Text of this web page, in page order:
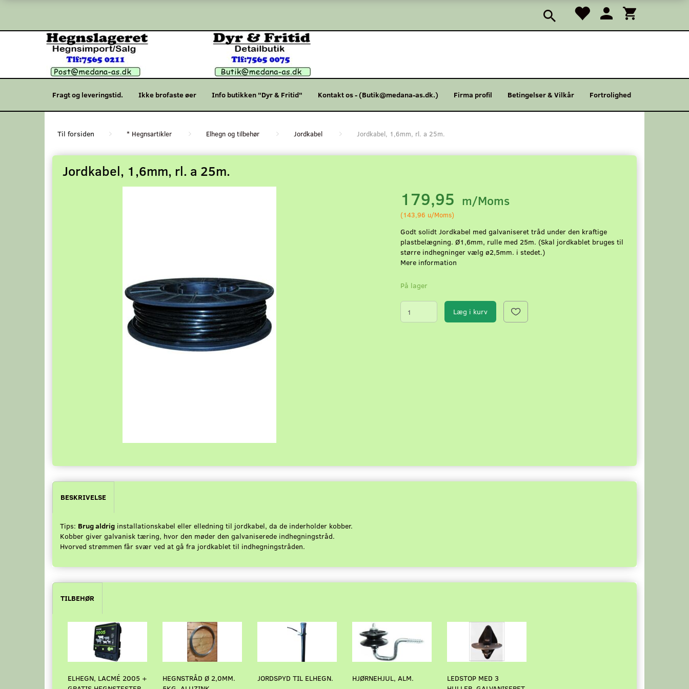
Fragt og leveringstid. Ikke brofaste øer Info butikken "Dyr & Fritid" Kontakt os - (Butik@medana-as.dk.) Firma profil Betingelser & Vilkår Fortrolighed
* Hegnsartikler Elhegn og tilbehør Jordkabel Jordkabel, 1,6mm, rl. a 25m.
Jordkabel, 1,6mm, rl. a 25m.
179,95 m/Moms
(143,96 u/Moms)
Godt solidt Jordkabel med galvaniseret tråd under den kraftige
plastbelægning. Ø1,6mm, rulle med 25m. (Skal jordkablet bruges til
større indhegninger vælg ø2,5mm. i stedet.)
Mere information
På lager
Læg i kurv
BESKRIVELSE
Tips: Brug aldrig installationskabel eller elledning til jordkabel, da de inderholder kobber.
Kobber giver galvanisk tæring, hvor den møder den galvaniserede indhegningstråd.
Hvorved strømmen får svær ved at gå fra jordkablet til indhegningstråden.
TILBEHØR
ELHEGN, LACMÉ 2005 +
HEGNSTRÅD Ø 2,0MM.
JORDSPYD TIL ELHEGN. HJØRNEHJUL, ALM.
LEDSTOP MED 3